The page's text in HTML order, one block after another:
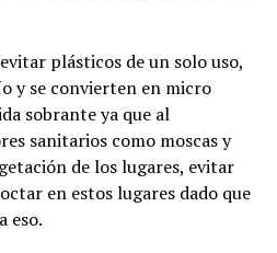
plásticos de un solo uso,
y se convierten en micro
sobrante ya que al
sanitarios como moscas y
de los lugares, evitar
en estos lugares dado que
eso.